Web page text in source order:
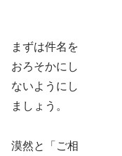
まずは件名を
おろそかにし
ないようにし
ましょう。
漠然と「ご相